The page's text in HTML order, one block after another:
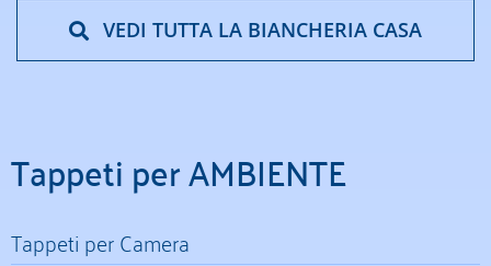
VEDI TUTTA LA BIANCHERIA CASA
Tappeti per AMBIENTE
Tappeti per Camera